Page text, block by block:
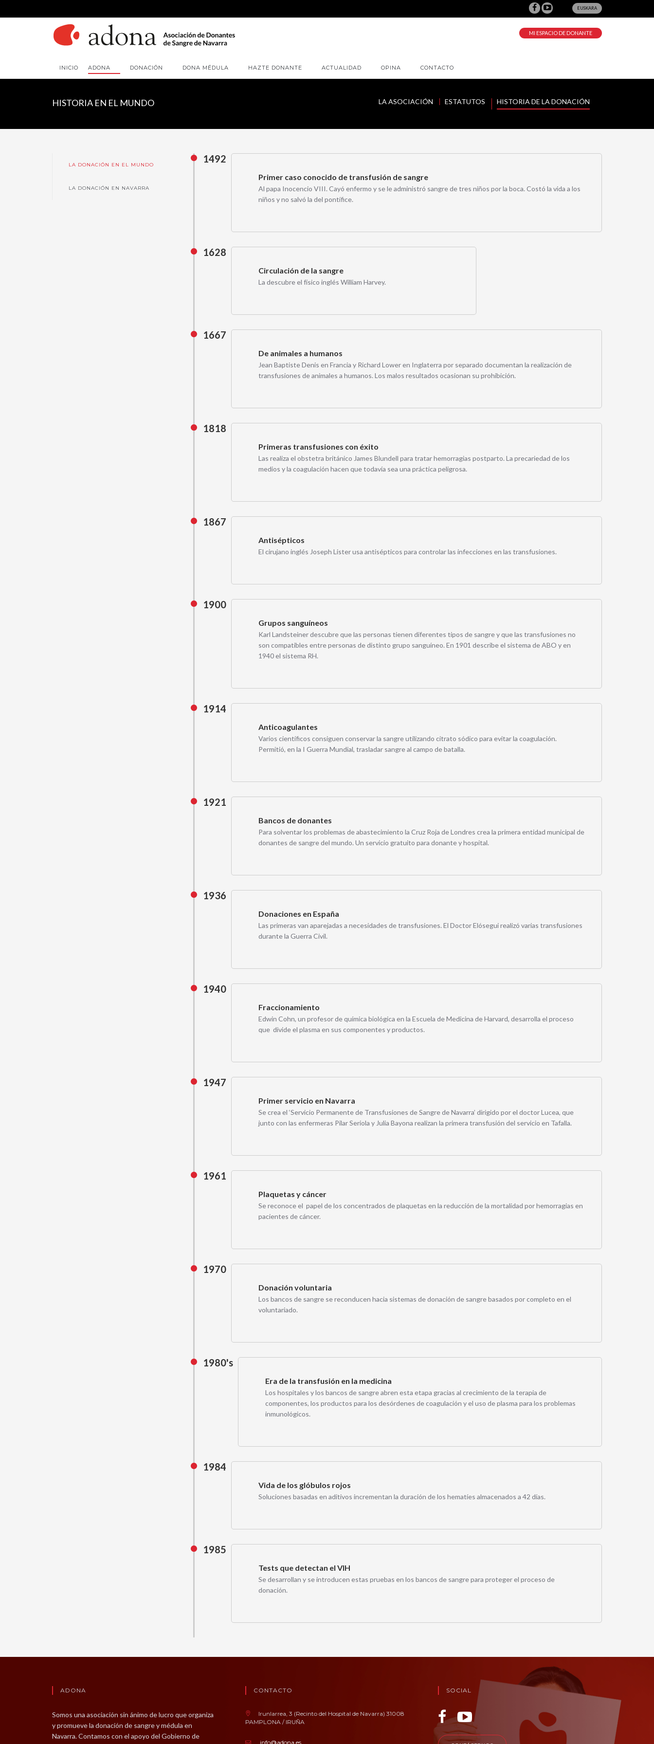
EUSKARA
MI ESPACIO DE DONANTE
INICIO ADONA DONACIÓN DONA MÉDULA HAZTE DONANTE ACTUALIDAD OPINA CONTACTO
HISTORIA EN EL MUNDO LA ASOCIACIÓN ESTATUTOS HISTORIA DE LA DONACIÓN
LA DONACIÓN EN EL MUNDO
LA DONACIÓN EN NAVARRA
1492
Primer caso conocido de transfusión de sangre
Al papa Inocencio VIII. Cayó enfermo y se le administró sangre de tres niños por la boca. Costó la vida a los
niños y no salvó la del pontífice.
1628
Circulación de la sangre
La descubre el físico inglés William Harvey.
1667
De animales a humanos
Jean Baptiste Denis en Francia y Richard Lower en Inglaterra por separado documentan la realización de
transfusiones de animales a humanos. Los malos resultados ocasionan su prohibición.
1818
Primeras transfusiones con éxito
Las realiza el obstetra británico James Blundell para tratar hemorragias postparto. La precariedad de los
medios y la coagulación hacen que todavía sea una práctica peligrosa.
1867
Antisépticos
El cirujano inglés Joseph Lister usa antisépticos para controlar las infecciones en las transfusiones.
1900
Grupos sanguíneos
Karl Landsteiner descubre que las personas tienen diferentes tipos de sangre y que las transfusiones no
son compatibles entre personas de distinto grupo sanguíneo. En 1901 describe el sistema de ABO y en
1940 el sistema RH.
1914
Anticoagulantes
Varios científicos consiguen conservar la sangre utilizando citrato sódico para evitar la coagulación.
Permitió, en la I Guerra Mundial, trasladar sangre al campo de batalla.
1921
Bancos de donantes
Para solventar los problemas de abastecimiento la Cruz Roja de Londres crea la primera entidad municipal de
donantes de sangre del mundo. Un servicio gratuito para donante y hospital.
1936
Donaciones en España
Las primeras van aparejadas a necesidades de transfusiones. El Doctor Elósegui realizó varias transfusiones
durante la Guerra Civil.
1940
Fraccionamiento
Edwin Cohn, un profesor de química biológica en la Escuela de Medicina de Harvard, desarrolla el proceso
que divide el plasma en sus componentes y productos.
1947
Primer servicio en Navarra
Se crea el ‘Servicio Permanente de Transfusiones de Sangre de Navarra’ dirigido por el doctor Lucea, que
junto con las enfermeras Pilar Seriola y Julia Bayona realizan la primera transfusión del servicio en Tafalla.
1961
Plaquetas y cáncer
Se reconoce el papel de los concentrados de plaquetas en la reducción de la mortalidad por hemorragias en
pacientes de cáncer.
1970
Donación voluntaria
Los bancos de sangre se reconducen hacia sistemas de donación de sangre basados por completo en el
voluntariado.
1980's
Era de la transfusión en la medicina
Los hospitales y los bancos de sangre abren esta etapa gracias al crecimiento de la terapia de
componentes, los productos para los desórdenes de coagulación y el uso de plasma para los problemas
inmunológicos.
1984
Vida de los glóbulos rojos
Soluciones basadas en aditivos incrementan la duración de los hematíes almacenados a 42 días.
1985
Tests que detectan el VIH
Se desarrollan y se introducen estas pruebas en los bancos de sangre para proteger el proceso de
donación.
ADONA
Somos una asociación sin ánimo de lucro que organiza
y promueve la donación de sangre y médula en
Navarra. Contamos con el apoyo del Gobierno de
CONTACTO
Irunlarrea, 3 (Recinto del Hospital de Navarra) 31008
PAMPLONA / IRUÑA
info@adona.es
SOCIAL